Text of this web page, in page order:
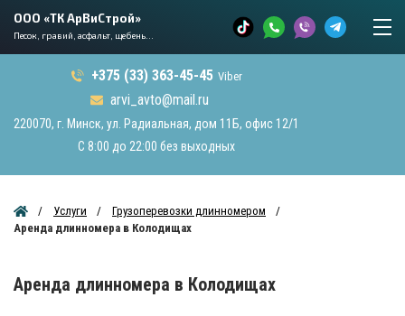
+375 (33) 363-45-45 Viber
arvi_avto@mail.ru
220070, г. Минск, ул. Радиальная, дом 11Б, офис 12/1
С 8:00 до 22:00 без выходных
ООО «ТК АрВиСтрой»
Песок, гравий, асфальт, щебень...
Услуги
Грузоперевозки длинномером
Аренда длинномера в Колодищах
Аренда длинномера в Колодищах